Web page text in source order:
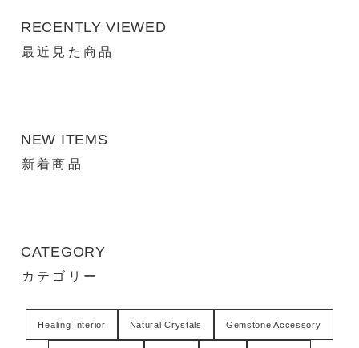
RECENTLY VIEWED
最近見た商品
NEW ITEMS
新着商品
CATEGORY
カテゴリー
Healing Interior Natural Crystals Gemstone Accessory